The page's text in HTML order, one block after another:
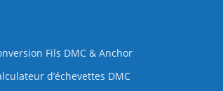
Fils DMC & Anchor
d’échevettes DMC